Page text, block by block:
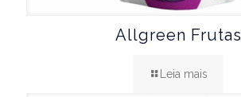
Allgreen Frutas
Leia mais